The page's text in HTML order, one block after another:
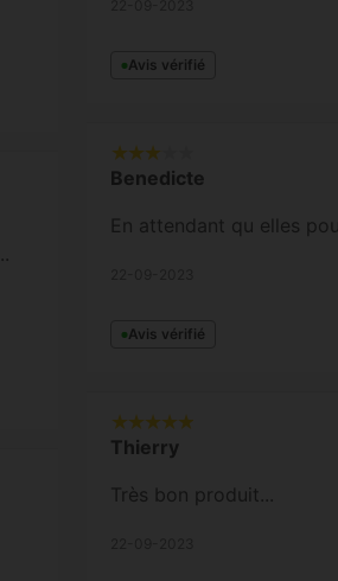
Avis vérifié
Benedicte
En attendant qu elles
Avis vérifié
Thierry
Très bon produit...